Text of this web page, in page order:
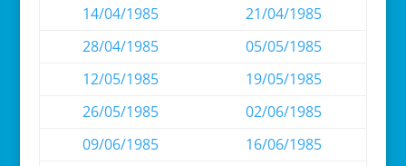
14/04/1985
21/04/1985
28/04/1985
05/05/1985
12/05/1985
19/05/1985
26/05/1985
02/06/1985
09/06/1985
16/06/1985